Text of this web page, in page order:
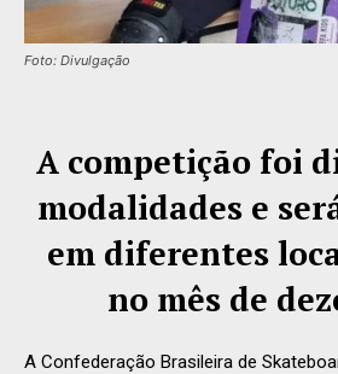
Foto: Divulgação
A competição foi
modalidades e
em diferentes
no mês de
A Confederação Brasileira de